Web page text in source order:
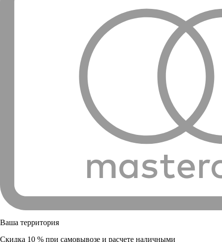
Ваша территория
Скидка 10 % при самовывозе и расчете наличными